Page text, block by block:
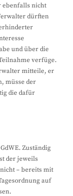
ebenfalls nicht
dürften
und über die
verfüge.
mitteile, er
müsse der
die dafür
Zuständig
der jeweils
– bereits mit
auf